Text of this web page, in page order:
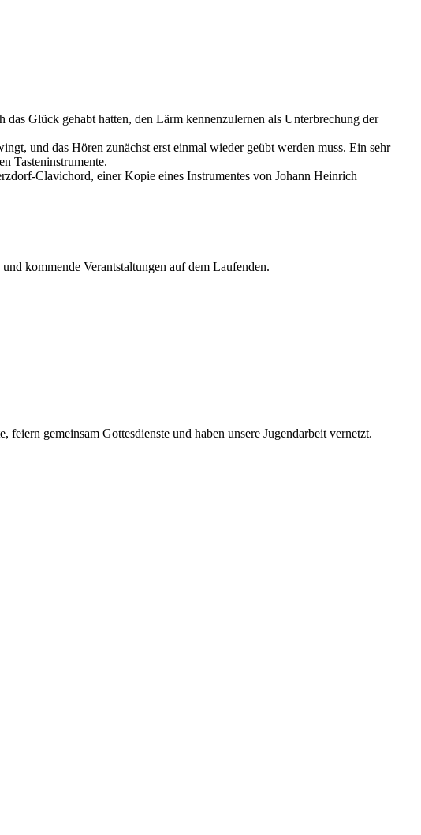
Glück gehabt hatten, den Lärm kennenzulernen als Unterbrechung der
und das Hören zunächst erst einmal wieder geübt werden muss. Ein sehr
Tasteninstrumente.
Clavichord, einer Kopie eines Instrumentes von Johann Heinrich
kommende Verantstaltungen auf dem Laufenden.
gemeinsam Gottesdienste und haben unsere Jugendarbeit vernetzt.